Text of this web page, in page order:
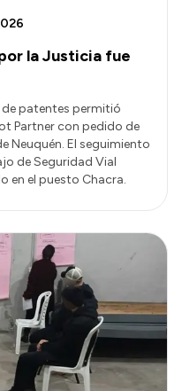
la Justicia fue
patentes permitió
Partner con pedido de
Neuquén. El seguimiento
de Seguridad Vial
en el puesto Chacra.